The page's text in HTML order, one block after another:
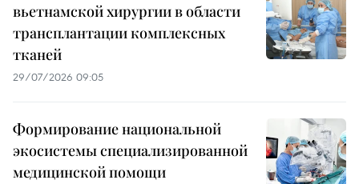
вьетнамской хирургии в области
трансплантации комплексных
тканей
29/07/2026 09:05
Формирование национальной
экосистемы специализированной
медицинской помощи